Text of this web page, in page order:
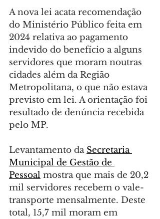
A nova lei acata recomendação
do Ministério Público feita em
2024 relativa ao pagamento
indevido do benefício a alguns
servidores que moram noutras
cidades além da Região
Metropolitana, o que não estava
previsto em lei. A orientação foi
resultado de denúncia recebida
pelo MP.
Levantamento da Secretaria
Municipal de Gestão de
Pessoal mostra que mais de 20,2
mil servidores recebem o vale-
transporte mensalmente. Deste
total, 15,7 mil moram em